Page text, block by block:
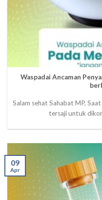
Waspadai Ancaman
Salam sehat Sahabat MP,
tersaji untuk
09
Apr